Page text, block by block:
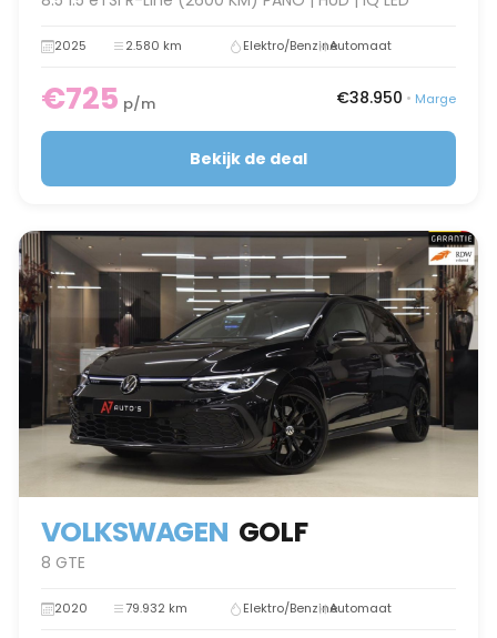
2025 2.580 km Elektro/BenzineAutomaat
€725 p/m €38.950 • Marge
Bekijk de deal
VOLKSWAGEN GOLF
8 GTE
2020 79.932 km Elektro/BenzineAutomaat